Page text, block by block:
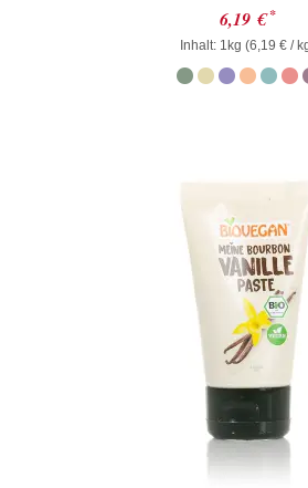
Bewertet
mit
0
von
5
6,19 € *
Inhalt: 1kg (6,19 €/